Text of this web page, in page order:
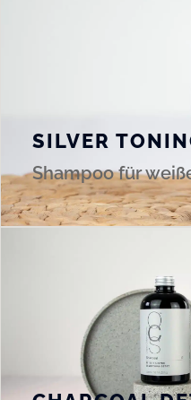
SILVER
Shampoo für